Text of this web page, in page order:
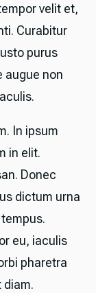
velit et,
Curabitur
purus
augue non
In ipsum
in elit.
Donec
dictum urna
eu, iaculis
pharetra
diam.